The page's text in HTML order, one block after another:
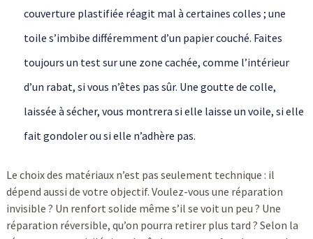
couverture plastifiée réagit mal à certaines colles ; une
toile s’imbibe différemment d’un papier couché. Faites
toujours un test sur une zone cachée, comme l’intérieur
d’un rabat, si vous n’êtes pas sûr. Une goutte de colle,
laissée à sécher, vous montrera si elle laisse un voile, si elle
fait gondoler ou si elle n’adhère pas.
Le choix des matériaux n’est pas seulement technique : il
dépend aussi de votre objectif. Voulez-vous une réparation
invisible ? Un renfort solide même s’il se voit un peu ? Une
réparation réversible, qu’on pourra retirer plus tard ? Selon la